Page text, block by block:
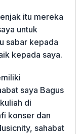
itu mereka
untuk
sabar kepada
kepada saya.
saya Bagus
di
konser dan
sahabat